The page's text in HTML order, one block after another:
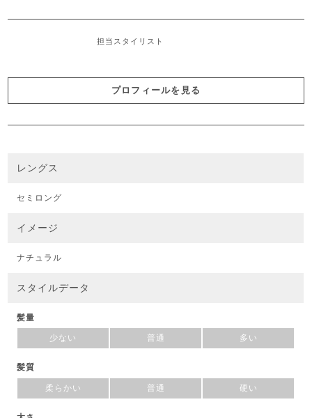
担当スタイリスト
プロフィールを見る
レングス
セミロング
イメージ
ナチュラル
スタイルデータ
髪量
少ない 普通 多い
髪質
柔らかい 普通 硬い